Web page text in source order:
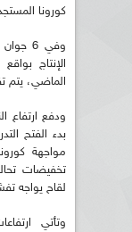
كورونا المستجد
وفي 6
الماضي، يتم
ودفع ارتفاع
بدء الفتح
مواجهة
تخفيضات
لقاح يواجه
وتأتي